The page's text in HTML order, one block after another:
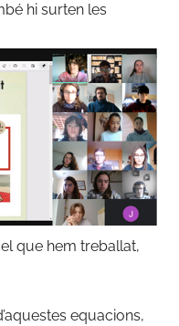
hi surten les
que hem treballat,
equacions,